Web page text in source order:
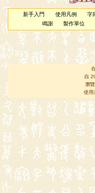
新手入門 使用凡例 字
鳴謝
製作單位
自
瀏
使用